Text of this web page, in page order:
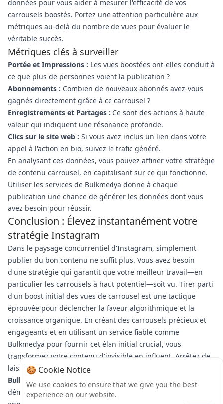
données pour vous aider à mesurer l'efficacité de vos
carrousels boostés. Portez une attention particulière aux
métriques au-delà du nombre de vues pour évaluer le
véritable succès.
Métriques clés à surveiller
Portée et Impressions : Les vues boostées ont-elles conduit à
ce que plus de personnes voient la publication ?
Abonnements : Combien de nouveaux abonnés avez-vous
gagnés directement grâce à ce carrousel ?
Enregistrements et Partages : Ce sont des actions à haute
valeur qui indiquent une résonance profonde.
Clics sur le site web : Si vous avez inclus un lien dans votre
appel à l'action en bio, suivez le trafic généré.
En analysant ces données, vous pouvez affiner votre stratégie
de contenu carrousel, en capitalisant sur ce qui fonctionne.
Utiliser les services de Bulkmedya donne à chaque
publication une chance de générer les données dont vous
avez besoin pour réussir.
Conclusion : Élevez instantanément votre
stratégie Instagram
Dans le paysage concurrentiel d'Instagram, simplement
publier du bon contenu ne suffit plus. Vous avez besoin
d'une stratégie qui garantit que votre meilleur travail—en
particulier les carrousels à haut potentiel—soit vu. Tirer parti
d'un boost initial des vues de carrousel est une tactique
éprouvée pour déclencher la faveur algorithmique et la
croissance organique. En créant des carrousels précieux et
engageants et en utilisant un service fiable comme
Bulkmedya pour fournir cet élan initial crucial, vous
transformez votre contenu d'invisible en influent. Arrêtez de
laisser vos meilleures idées passer inaperçues.
Bulkmedya dès aujourd'hui
, donnez à vos carrousels le
démarrage qu'ils méritent, et observez votre portée et votre
🍪 Cookie Notice
We use cookies to ensure that we give you the best
experience on our website.